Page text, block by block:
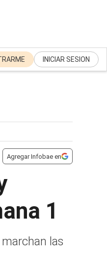
INICIAR SESION
Agregar Infobae en
1
las